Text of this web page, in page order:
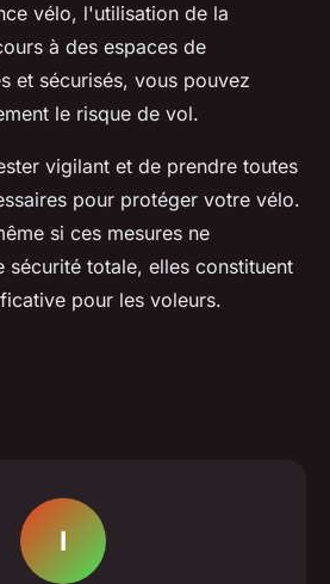
vélo, l'utilisation de la
à des espaces de
et sécurisés, vous pouvez
le risque de vol.
vigilant et de prendre toutes
pour protéger votre vélo.
si ces mesures ne
sécurité totale, elles constituent
pour les voleurs.
I